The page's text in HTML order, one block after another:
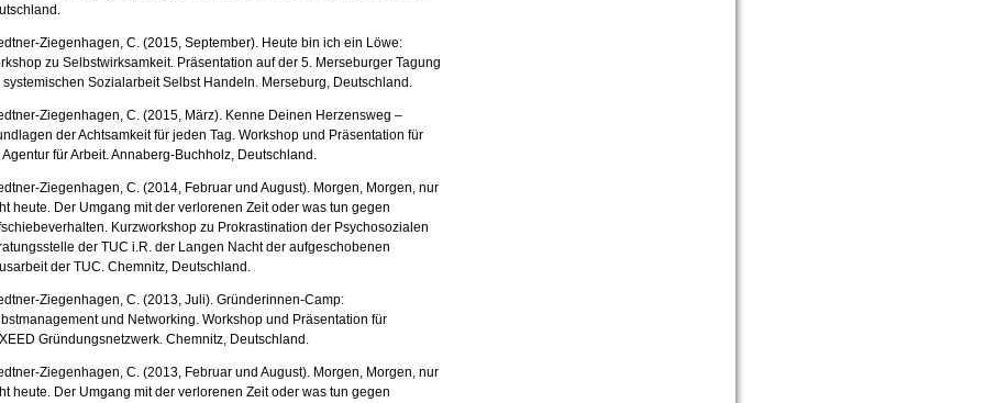
Ziegenhagen, C. (2015, September). Heute bin ich ein Löwe:
zu Selbstwirksamkeit. Präsentation auf der 5. Merseburger Tagung
systemischen Sozialarbeit Selbst Handeln. Merseburg, Deutschland.
Ziegenhagen, C. (2015, März). Kenne Deinen Herzensweg –
der Achtsamkeit für jeden Tag. Workshop und Präsentation für
Agentur für Arbeit. Annaberg-Buchholz, Deutschland.
Ziegenhagen, C. (2014, Februar und August). Morgen, Morgen, nur
heute. Der Umgang mit der verlorenen Zeit oder was tun gegen
Kurzworkshop zu Prokrastination der Psychosozialen
der TUC i.R. der Langen Nacht der aufgeschobenen
der TUC. Chemnitz, Deutschland.
Ziegenhagen, C. (2013, Juli). Gründerinnen-Camp:
und Networking. Workshop und Präsentation für
Gründungsnetzwerk. Chemnitz, Deutschland.
Ziegenhagen, C. (2013, Februar und August). Morgen, Morgen, nur
heute. Der Umgang mit der verlorenen Zeit oder was tun gegen